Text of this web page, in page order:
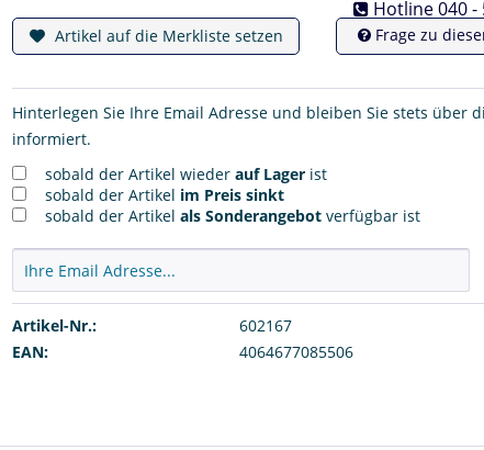
Hotline 040 -
Artikel auf die Merkliste setzen Frage zu
Hinterlegen Sie Ihre Email Adresse und bleiben Sie stets über
informiert.
sobald der Artikel wiederauf Lager ist
sobald der Artikel im Preis sinkt
sobald der Artikelals Sonderangebot verfügbar ist
Artikel-Nr.:
602167
EAN:
4064677085506